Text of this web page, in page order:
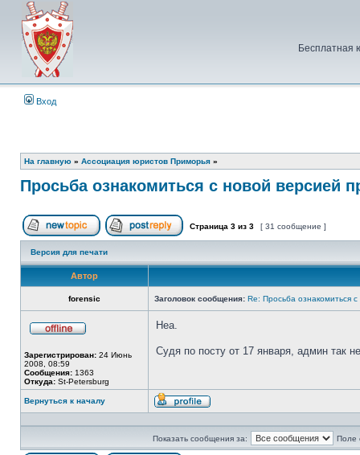
Бесплатная
Вход
На главную » Ассоциация юристов Приморья »
Просьба ознакомиться с новой версией
Начать новую тему Ответить на тему
Страница 3 из 3 [ 31 сообщение ]
Версия для печати
Автор
forensic Заголовок сообщения: Re: Просьба ознакомиться
сети
Зарегистрирован: 24 Июнь
2008, 08:59
Сообщения: 1363
Откуда: St-Petersburg
Неа.
Судя по посту от 17 января, админ так
Вернуться к началу
Профиль
Показать сообщения за: Поле